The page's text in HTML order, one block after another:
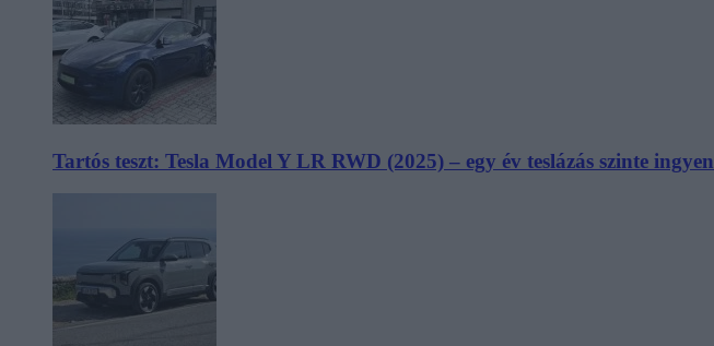
Tartós teszt: Tesla Model Y LR RWD (2025) – egy év teslázás szinte ingyen